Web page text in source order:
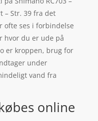
– Str. 39 fra det
ses i forbindelse
hvor du er ude på
er kroppen, brug for
under
vand fra
online